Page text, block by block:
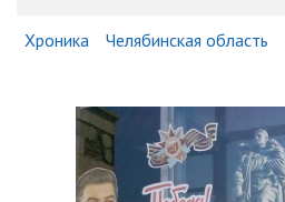
Хроника Челябинская область